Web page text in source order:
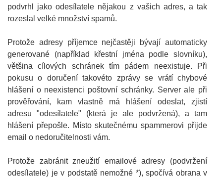
podvrhl jako odesílatele nějakou z vašich adres, a tak
rozeslal velké množství spamů.
Protože adresy příjemce nejčastěji bývají automaticky
generované (například křestní jména podle slovníku),
většina cílových schránek tím pádem neexistuje. Při
pokusu o doručení takovéto zprávy se vrátí chybové
hlášení o neexistenci poštovní schránky. Server ale při
prověřování, kam vlastně má hlášení odeslat, zjistí
adresu "odesílatele" (která je ale podvržená), a tam
hlášení přepošle. Místo skutečnému spammerovi přijde
email o nedoručitelnosti vám.
Protože zabránit zneužití emailové adresy (podvržení
odesílatele) je v podstatě nemožné *), spočívá obrana v